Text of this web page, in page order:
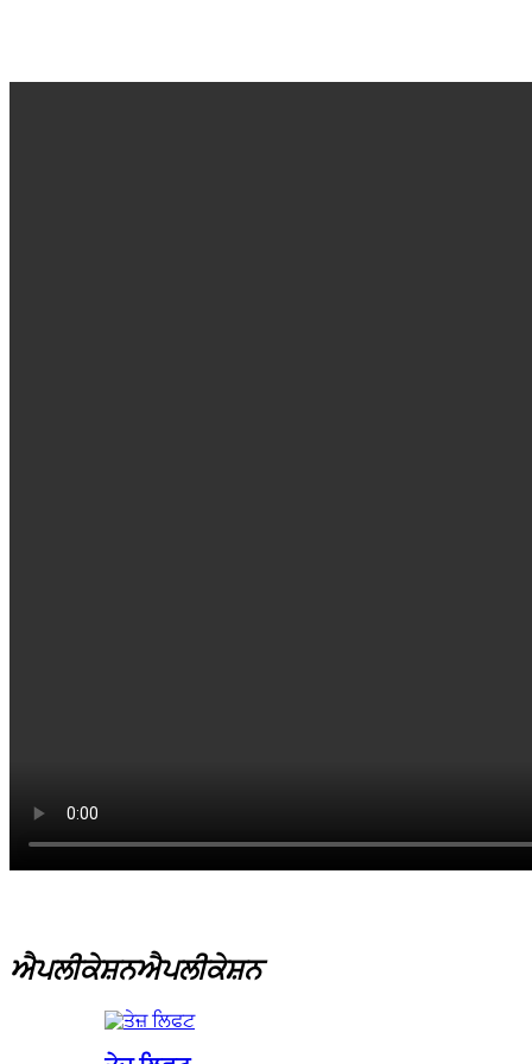
ਐਪਲੀਕੇਸ਼ਨਐਪਲੀਕੇਸ਼ਨ